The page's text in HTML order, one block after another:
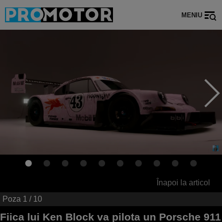
MENIU
Înapoi la articol
Poza 1 / 10
Fiica lui Ken Block va pilota un Porsche 911